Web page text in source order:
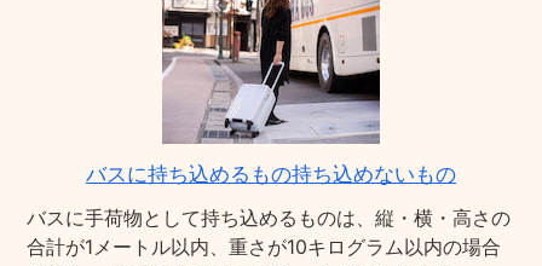
バスに持ち込めるもの持ち込めないもの
バスに手荷物として持ち込めるものは、縦・横・高さの
合計が1メートル以内、重さが10キログラム以内の場合